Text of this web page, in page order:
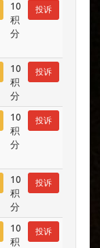
10
积
分
投诉
10
积
分
投诉
10
积
分
投诉
10
积
分
投诉
10
积
投诉